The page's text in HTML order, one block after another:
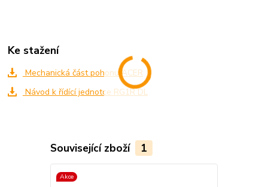
Ke stažení
Mechanická část pohonu ACER
Návod k řídící jednotce RG1R DL
Související zboží 1
Akce